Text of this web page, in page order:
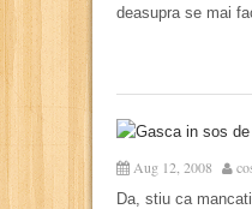
deasupra se mai
Aug 12, 2008
Da, stiu ca